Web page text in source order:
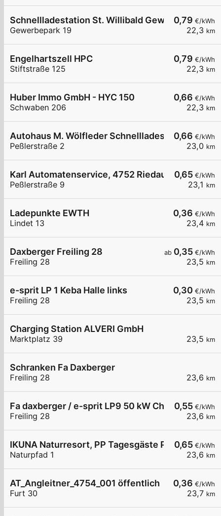
0,79 €/kWh
22,3 km
Schnellladestation St. Willibald Gewerbepark
Gewerbepark 19
0,79 €/kWh
22,3 km
Engelhartszell HPC
Stiftstraße 125
0,66 €/kWh
22,3 km
Huber Immo GmbH - HYC 150
Schwaben 206
0,66 €/kWh
23,0 km
Autohaus M. Wölfleder Schnellladestation
Peßlerstraße 2
0,65 €/kWh
23,1 km
Karl Automatenservice, 4752 Riedau
Peßlerstraße 9
0,36 €/kWh
23,4 km
Ladepunkte EWTH
Lindet 13
ab 0,35 €/kWh
23,5 km
Daxberger Freiling 28
Freiling 28
0,30 €/kWh
23,5 km
e-sprit LP 1 Keba Halle links
Freiling 28
23,5 km
Charging Station ALVERI GmbH
Marktplatz 39
23,6 km
Schranken Fa Daxberger
Freiling 28
0,55 €/kWh
23,6 km
Fa daxberger / e-sprit LP9 50 kW Chademo
Freiling 28
0,65 €/kWh
23,6 km
IKUNA Naturresort, PP Tagesgäste P2,
Naturpfad 1
0,36 €/kWh
23,7 km
AT_Angleitner_4754_001 öffentlich
Furt 30